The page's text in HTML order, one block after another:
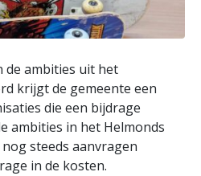
de ambities uit het
krijgt de gemeente een
die een bijdrage
ambities in het Helmonds
steeds aanvragen
in de kosten.